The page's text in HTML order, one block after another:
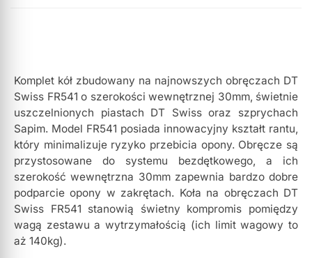
Komplet kół zbudowany na najnowszych obręczach DT
Swiss FR541 o szerokości wewnętrznej 30mm, świetnie
uszczelnionych piastach DT Swiss oraz szprychach
Sapim. Model FR541 posiada innowacyjny kształt rantu,
który minimalizuje ryzyko przebicia opony. Obręcze są
przystosowane do systemu bezdętkowego, a ich
szerokość wewnętrzna 30mm zapewnia bardzo dobre
podparcie opony w zakrętach. Koła na obręczach DT
Swiss FR541 stanowią świetny kompromis pomiędzy
wagą zestawu a wytrzymałością (ich limit wagowy to
aż 140kg).